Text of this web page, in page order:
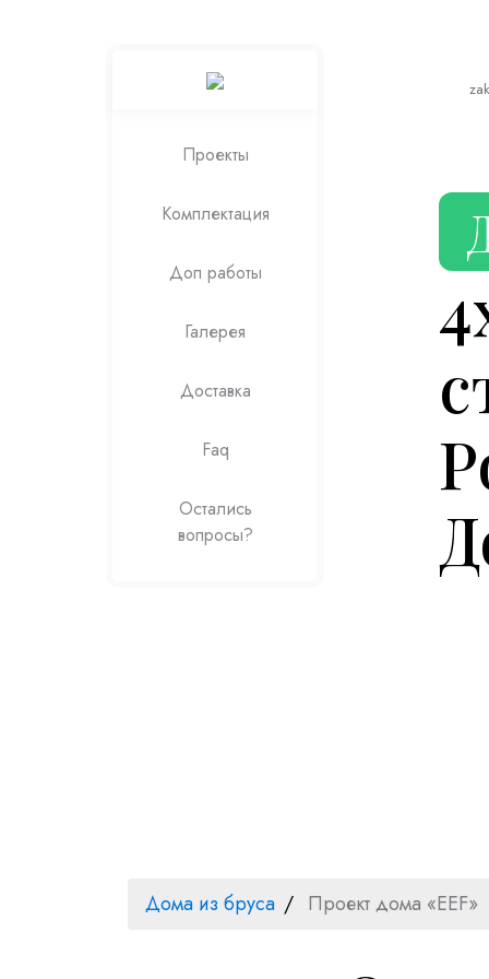
Проекты
Комплектация
Доп работы
Галерея
Доставка
Faq
Остались
вопросы?
Дома из бруса Проект дома «EEF»